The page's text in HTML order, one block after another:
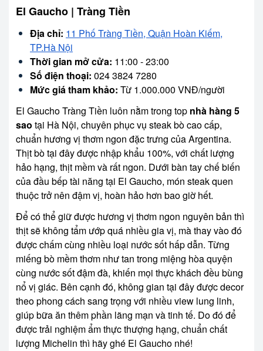
El Gaucho | Tràng Tiền
Địa chỉ: 11 Phố Tràng Tiền, Quận Hoàn Kiếm,
TP.Hà Nội
Thời gian mở cửa: 11:00 - 23:00
Số điện thoại: 024 3824 7280
Mức giá tham khảo: Từ 1.000.000 VNĐ/người
El Gaucho Tràng Tiền luôn nằm trong top nhà hàng 5
sao tại Hà Nội, chuyên phục vụ steak bò cao cấp,
chuẩn hương vị thơm ngon đặc trưng của Argentina.
Thịt bò tại đây được nhập khẩu 100%, với chất lượng
hảo hạng, thịt mềm và rất ngon. Dưới bàn tay chế biến
của đầu bếp tài năng tại El Gaucho, món steak quen
thuộc trở nên đậm vị, hoàn hảo hơn bao giờ hết.
Để có thể giữ được hương vị thơm ngon nguyên bản thì
thịt sẽ không tẩm ướp quá nhiều gia vị, mà thay vào đó
được chấm cùng nhiều loại nước sốt hấp dẫn. Từng
miếng bò mềm thơm như tan trong miệng hòa quyện
cùng nước sốt đậm đà, khiến mọi thực khách đều bùng
nổ vị giác. Bên cạnh đó, không gian tại đây được decor
theo phong cách sang trọng với nhiều view lung linh,
giúp bữa ăn thêm phần lãng mạn và tinh tế. Do đó để
được trải nghiệm ẩm thực thượng hạng, chuẩn chất
lượng Michelin thì hãy ghé El Gaucho nhé!